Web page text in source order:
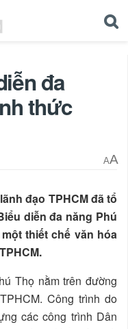
đa
thức
AA
đạo TPHCM đã tổ
diễn đa năng Phú
thiết chế văn hóa
Thọ nằm trên đường
Công trình do
các công trình Dân